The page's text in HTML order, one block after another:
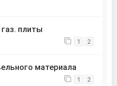
плиты
1 2
материала
1 2